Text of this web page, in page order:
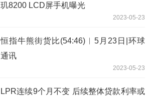
玑8200 LCD屏手机曝光
2023-05-23
恒指牛熊街货比(54:46)︱5月23日|环球
通讯
2023-05-23
LPR连续9个月不变 后续整体贷款利率或